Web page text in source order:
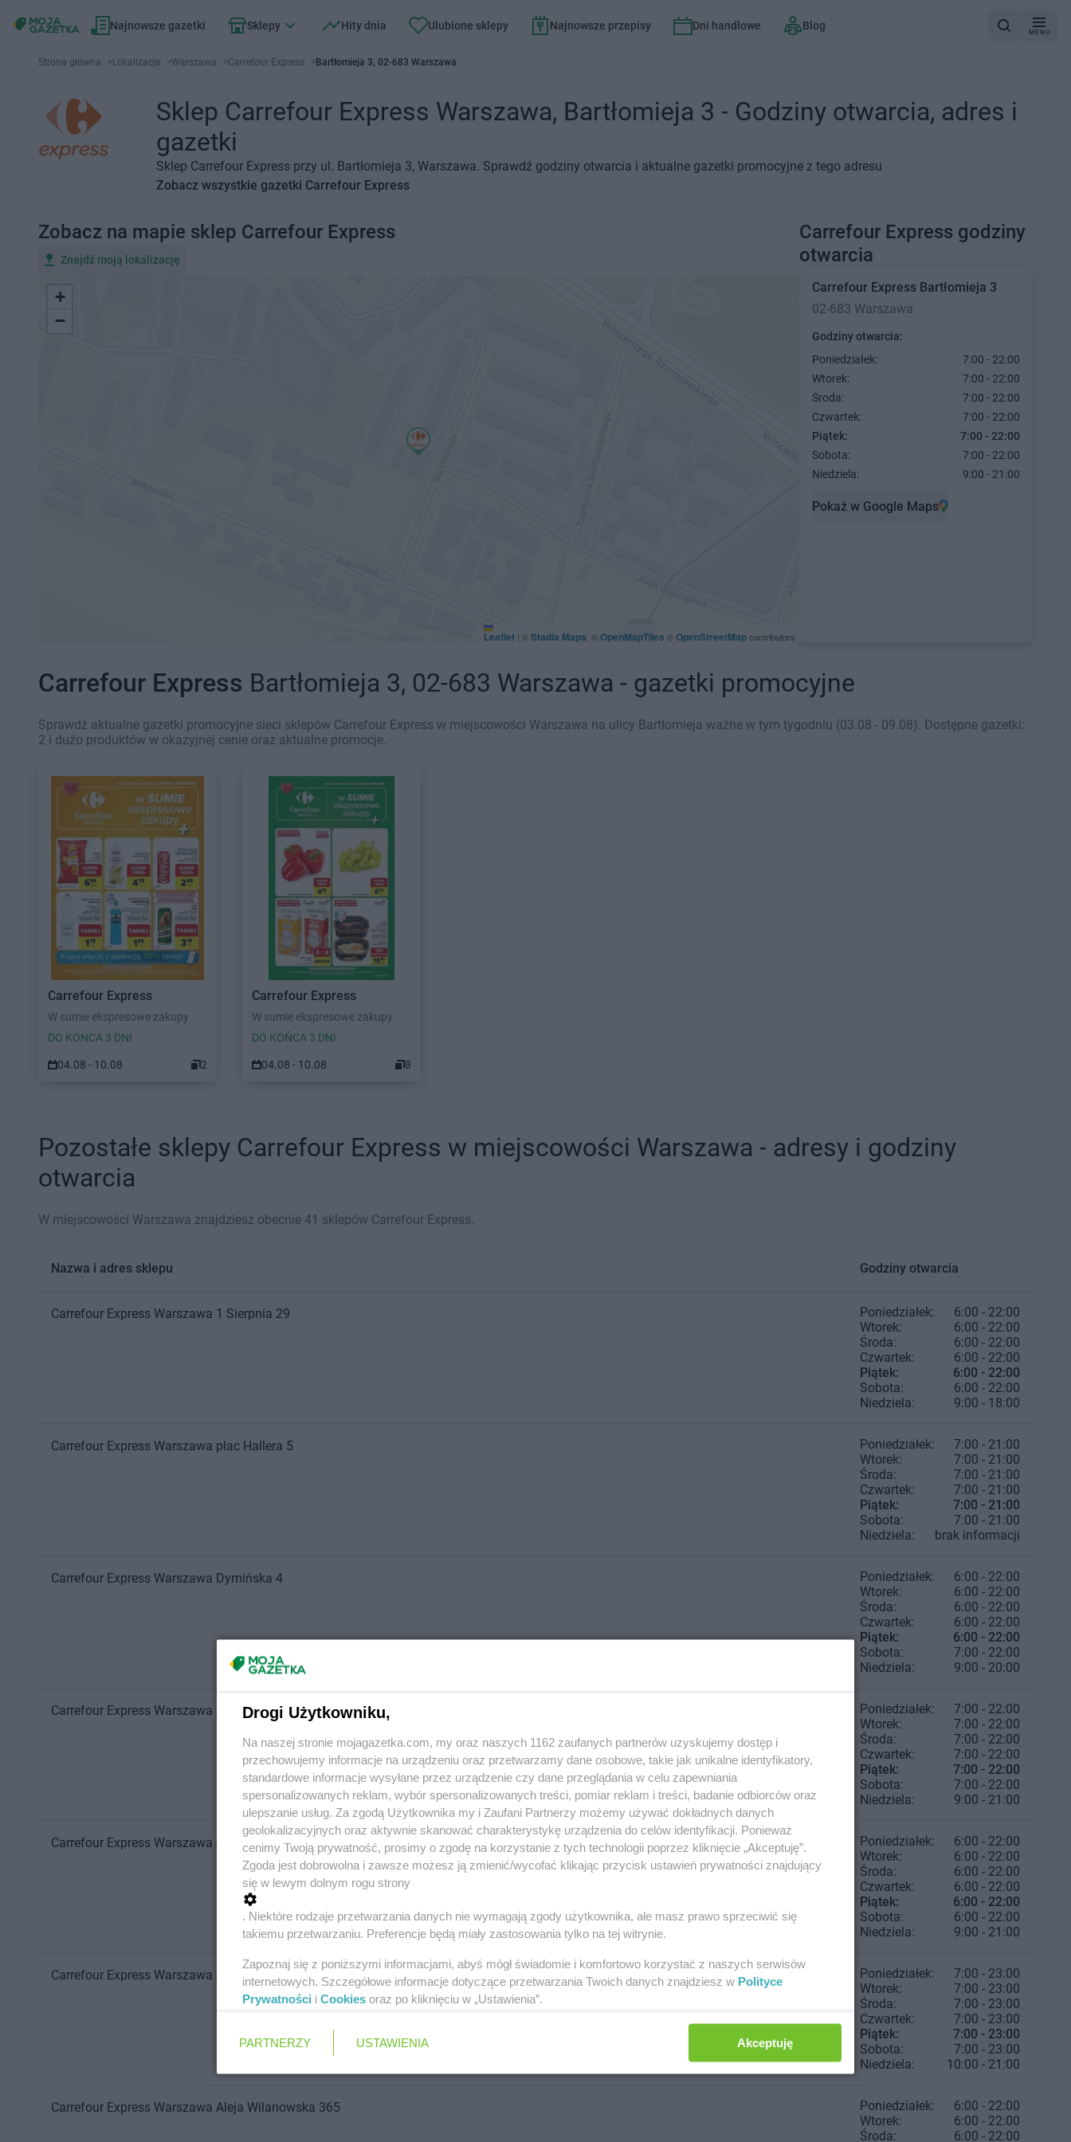
Najnowsze gazetki Sklepy Hity dnia Ulubione sklepy Najnowsze przepisy Dni handlowe Blog
MENU
Strona główna >Lokalizacje >Warszawa >Carrefour Express >Bartłomieja 3, 02-683 Warszawa
Sklep Carrefour Express Warszawa, Bartłomieja 3 - Godziny otwarcia, adres i
gazetki
Sklep Carrefour Express przy ul. Bartłomieja 3, Warszawa. Sprawdź godziny otwarcia i aktualne gazetki promocyjne z tego adresu
Zobacz wszystkie gazetki Carrefour Express
Carrefour Express godziny
otwarcia
Carrefour Express Bartłomieja 3
02-683 Warszawa
Godziny otwarcia:
Poniedziałek:
7:00 - 22:00
Wtorek:
7:00 - 22:00
Środa:
7:00 - 22:00
Czwartek:
7:00 - 22:00
Piątek:
7:00 - 22:00
Sobota:
7:00 - 22:00
Niedziela:
9:00 - 21:00
Pokaż w Google Maps
Zobacz na mapie sklep Carrefour Express
Znajdź moją lokalizację
+
−
Leaflet | ©Stadia Maps , ©OpenMapTiles ©OpenStreetMapcontributors
Carrefour Express Bartłomieja 3, 02-683 Warszawa - gazetki promocyjne
Sprawdź aktualne gazetki promocyjne sieci sklepów Carrefour Express w miejscowości Warszawa na ulicy Bartłomieja ważne w tym tygodniu (03.08 - 09.08). Dostępne gazetki:
2 i dużo produktów w okazyjnej cenie oraz aktualne promocje.
Carrefour Express
W sumie ekspresowe zakupy
DO KOŃCA 3 DNI
04.08 - 10.08 2
Carrefour Express
W sumie ekspresowe zakupy
DO KOŃCA 3 DNI
04.08 - 10.08 8
Pozostałe sklepy Carrefour Express w miejscowości Warszawa - adresy i godziny
otwarcia
W miejscowości Warszawa znajdziesz obecnie 41 sklepów Carrefour Express.
Nazwa i adres sklepu Godziny otwarcia
Carrefour Express Warszawa 1 Sierpnia 29 Poniedziałek:
6:00 - 22:00
Wtorek:
6:00 - 22:00
Środa:
6:00 - 22:00
Czwartek:
6:00 - 22:00
Piątek:
6:00 - 22:00
Sobota:
6:00 - 22:00
Niedziela:
9:00 - 18:00
Carrefour Express Warszawa plac Hallera 5 Poniedziałek:
7:00 - 21:00
Wtorek:
7:00 - 21:00
Środa:
7:00 - 21:00
Czwartek:
7:00 - 21:00
Piątek:
7:00 - 21:00
Sobota:
7:00 - 21:00
Niedziela:
brak informacji
Carrefour Express Warszawa Dymińska 4 Poniedziałek:
6:00 - 22:00
Wtorek:
6:00 - 22:00
Środa:
6:00 - 22:00
Czwartek:
6:00 - 22:00
Piątek:
6:00 - 22:00
Sobota:
7:00 - 22:00
Niedziela:
9:00 - 20:00
Carrefour Express Warszawa Zawiszy 5 Poniedziałek:
7:00 - 22:00
Wtorek:
7:00 - 22:00
Środa:
7:00 - 22:00
Czwartek:
7:00 - 22:00
Piątek:
7:00 - 22:00
Sobota:
7:00 - 22:00
Niedziela:
9:00 - 21:00
Carrefour Express Warszawa Aleja Komisji Edukacji Narodowej 36 Poniedziałek:
6:00 - 22:00
Wtorek:
6:00 - 22:00
Środa:
6:00 - 22:00
Czwartek:
6:00 - 22:00
Piątek:
6:00 - 22:00
Sobota:
6:00 - 22:00
Niedziela:
9:00 - 21:00
Carrefour Express Warszawa Aleja Niepodległości 177 Poniedziałek:
7:00 - 23:00
Wtorek:
7:00 - 23:00
Środa:
7:00 - 23:00
Czwartek:
7:00 - 23:00
Piątek:
7:00 - 23:00
Sobota:
7:00 - 23:00
Niedziela:
10:00 - 21:00
Carrefour Express Warszawa Aleja Wilanowska 365 Poniedziałek:
6:00 - 22:00
Wtorek:
6:00 - 22:00
Środa:
6:00 - 22:00
Drogi Użytkowniku,
Na naszej stronie mojagazetka.com, my oraz naszych 1162 zaufanych partnerów uzyskujemy dostęp i
przechowujemy informacje na urządzeniu oraz przetwarzamy dane osobowe, takie jak unikalne identyfikatory,
standardowe informacje wysyłane przez urządzenie czy dane przeglądania w celu zapewniania
spersonalizowanych reklam, wybór spersonalizowanych treści, pomiar reklam i treści, badanie odbiorców oraz
ulepszanie usług. Za zgodą Użytkownika my i Zaufani Partnerzy możemy używać dokładnych danych
geolokalizacyjnych oraz aktywnie skanować charakterystykę urządzenia do celów identyfikacji. Ponieważ
cenimy Twoją prywatność, prosimy o zgodę na korzystanie z tych technologii poprzez kliknięcie „Akceptuję”.
Zgoda jest dobrowolna i zawsze możesz ją zmienić/wycofać klikając przycisk ustawień prywatności znajdujący
się w lewym dolnym rogu strony
. Niektóre rodzaje przetwarzania danych nie wymagają zgody użytkownika, ale masz prawo sprzeciwić się
takiemu przetwarzaniu. Preferencje będą miały zastosowania tylko na tej witrynie.
Zapoznaj się z poniższymi informacjami, abyś mógł świadomie i komfortowo korzystać z naszych serwisów
internetowych. Szczegółowe informacje dotyczące przetwarzania Twoich danych znajdziesz w Polityce
Prywatności i Cookies oraz po kliknięciu w „Ustawienia”.
PARTNERZY USTAWIENIA Akceptuję